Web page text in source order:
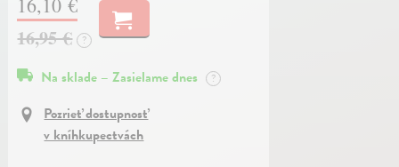
16,10 €
16,95 €
?
Na sklade – Zasielame dnes ?
Pozrieť dostupnosť
v kníhkupectvách